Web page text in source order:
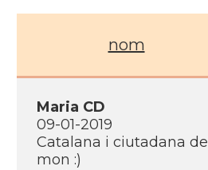
nom
Maria CD
09-01-2019
Catalana i ciutadana del
mon :)